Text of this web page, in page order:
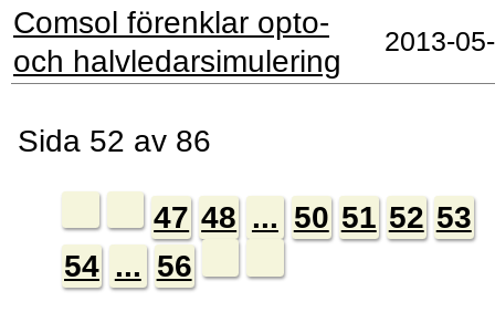
Comsol förenklar opto-
och halvledarsimulering
2013-
Sida 52 av 86
47 48 ... 50 51 52 53
54 ... 56